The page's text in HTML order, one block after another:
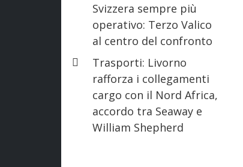
Svizzera sempre più
operativo: Terzo Valico
al centro del confronto
Trasporti: Livorno
rafforza i collegamenti
cargo con il Nord Africa,
accordo tra Seaway e
William Shepherd